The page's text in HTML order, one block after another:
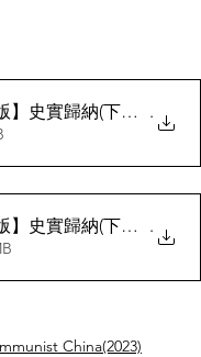
】史實歸納(下半葉).
】史實歸納(下半葉).
China(2023)